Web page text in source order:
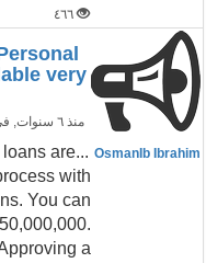
٤٦٦
very
منذ ٦ سنوات ,
OsmanIb Ibrahim
loans are
with
You can
a